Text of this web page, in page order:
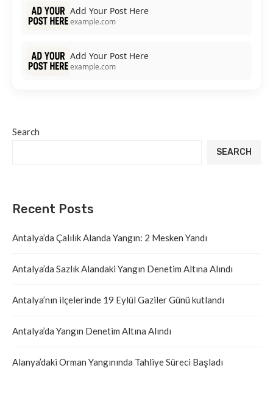
Add Your Post Here
example.com
Add Your Post Here
example.com
Search
SEARCH
Recent Posts
Antalya’da Çalılık Alanda Yangın: 2 Mesken Yandı
Antalya’da Sazlık Alandaki Yangın Denetim Altına Alındı
Antalya’nın ilçelerinde 19 Eylül Gaziler Günü kutlandı
Antalya’da Yangın Denetim Altına Alındı
Alanya’daki Orman Yangınında Tahliye Süreci Başladı